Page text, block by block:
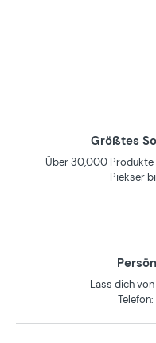
Größtes
Über 30,000
Piekser
Lass dich